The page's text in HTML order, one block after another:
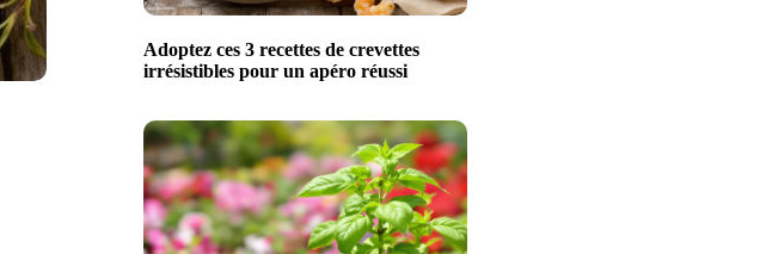
Adoptez ces 3 recettes de crevettes
irrésistibles pour un apéro réussi